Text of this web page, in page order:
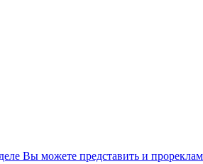
Вы можете представить и